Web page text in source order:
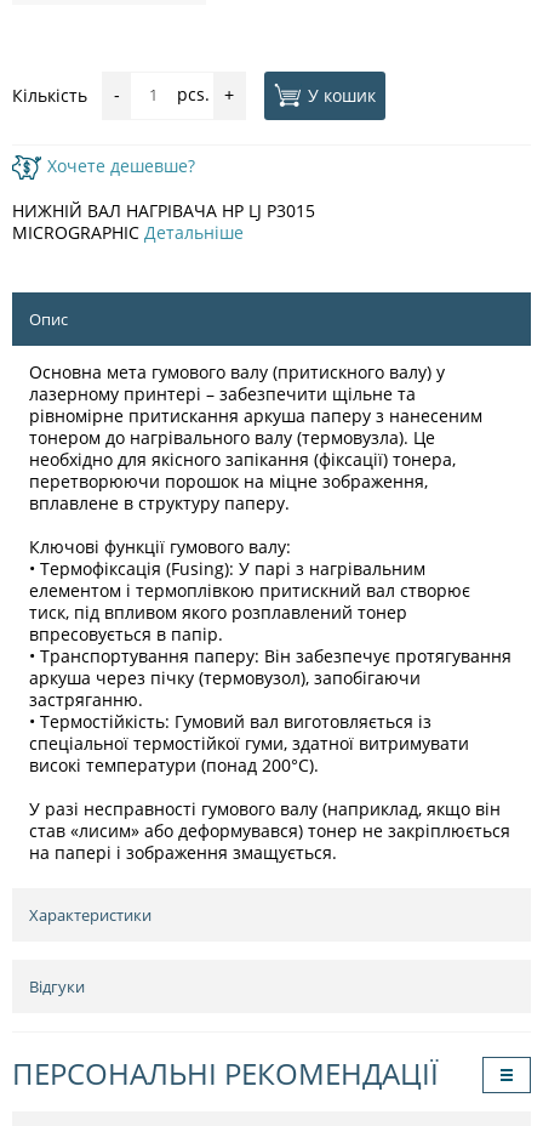
Кількість - pcs. + У кошик
Хочете дешевше?
НИЖНІЙ ВАЛ НАГРІВАЧА HP LJ P3015
MICROGRAPHIC Детальніше
Опис
Основна мета гумового валу (притискного валу) у
лазерному принтері – забезпечити щільне та
рівномірне притискання аркуша паперу з нанесеним
тонером до нагрівального валу (термовузла). Це
необхідно для якісного запікання (фіксації) тонера,
перетворюючи порошок на міцне зображення,
вплавлене в структуру паперу.
Ключові функції гумового валу:
• Термофіксація (Fusing): У парі з нагрівальним
елементом і термоплівкою притискний вал створює
тиск, під впливом якого розплавлений тонер
впресовується в папір.
• Транспортування паперу: Він забезпечує протягування
аркуша через пічку (термовузол), запобігаючи
застряганню.
• Термостійкість: Гумовий вал виготовляється із
спеціальної термостійкої гуми, здатної витримувати
високі температури (понад 200°C).
У разі несправності гумового валу (наприклад, якщо він
став «лисим» або деформувався) тонер не закріплюється
на папері і зображення змащується.
Характеристики
Відгуки
ПЕРСОНАЛЬНІ РЕКОМЕНДАЦІЇ